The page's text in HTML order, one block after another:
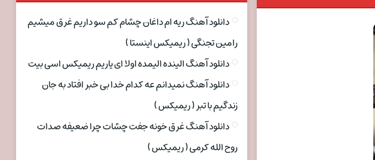
دانلود آهنگ ریه ام داغان چشام کم سو داریم غرق میشیم
رامین تجنگی ( ریمیکس اینستا )
دانلود آهنگ الینده الیمده اولا ای یاریم ریمیکس اسی بیت
دانلود آهنگ نمیدانم عه کدام خدا بی خبر افتاد به جان
زندگیم با تبر ( ریمیکس )
دانلود آهنگ غرق خونه جفت چشات چرا ضعیفه صدات
روح الله کرمی ( ریمیکس )